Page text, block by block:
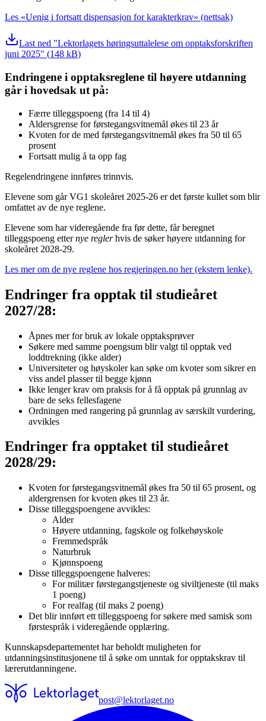
Les «Uenig i fortsatt dispensasjon for karakterkrav» (nettsak)
Last ned
Lektorlagets høringsuttalelese om opptaksforskriften
juni 2025
(148 kB)
Endringene i opptaksreglene til høyere utdanning
går i hovedsak ut på:
Færre tilleggspoeng (fra 14 til 4)
Aldersgrense for førstegangsvitnemål økes til 23 år
Kvoten for de med førstegangsvitnemål økes fra 50 til 65
prosent
Fortsatt mulig å ta opp fag
Regelendringene innføres trinnvis.
Elevene som går VG1 skoleåret 2025-26 er det første kullet som blir
omfattet av de nye reglene.
Elevene som har videregående fra før dette, får beregnet
tilleggspoeng etternye reglerhvis de søker høyere utdanning for
skoleåret 2028-29.
Les mer om de nye reglene hos regjeringen.no her (ekstern lenke).
Endringer fra opptak til studieåret
2027/28:
Åpnes mer for bruk av lokale opptaksprøver
Søkere med samme poengsum blir valgt til opptak ved
loddtrekning (ikke alder)
Universiteter og høyskoler kan søke om kvoter som sikrer en
viss andel plasser til begge kjønn
Ikke lenger krav om praksis for å få opptak på grunnlag av
bare de seks fellesfagene
Ordningen med rangering på grunnlag av særskilt vurdering,
avvikles
Endringer fra opptaket til studieåret
2028/29:
Kvoten for førstegangsvitnemål økes fra 50 til 65 prosent, og
aldergrensen for kvoten økes til 23 år.
Disse tilleggspoengene avvikles:
Alder
Høyere utdanning, fagskole og folkehøyskole
Fremmedspråk
Naturbruk
Kjønnspoeng
Disse tilleggspoengene halveres:
For militær førstegangstjeneste og siviltjeneste (til maks
1 poeng)
For realfag (til maks 2 poeng)
Det blir innført ett tilleggspoeng for søkere med samisk som
førstespråk i videregående opplæring.
Kunnskapsdepartementet har beholdt muligheten for
utdanningsinstitusjonene til å søke om unntak for opptakskrav til
lærerutdanningene.
post@lektorlaget.no